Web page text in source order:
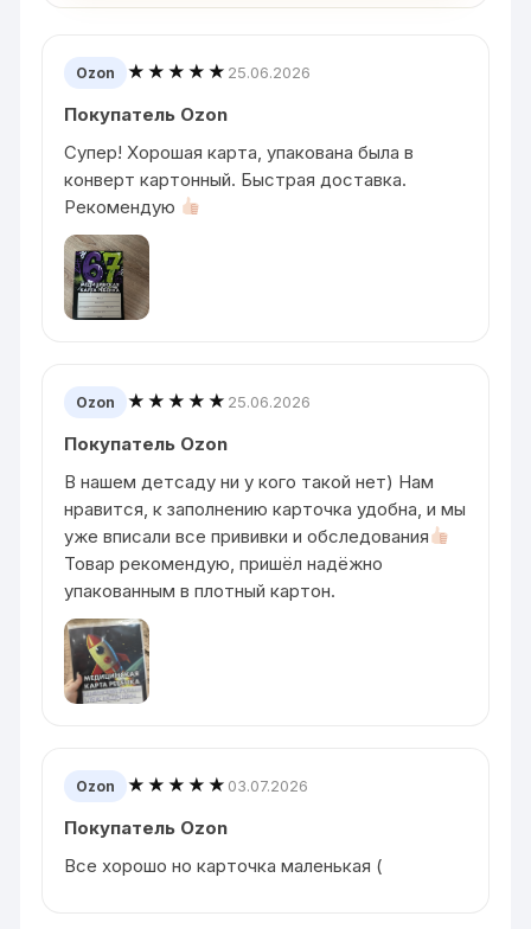
Ozon ★★★★★ 25.06.2026
Покупатель Ozon
Супер! Хорошая карта, упакована была в
конверт картонный. Быстрая доставка.
Рекомендую
Ozon ★★★★★ 25.06.2026
Покупатель Ozon
В нашем детсаду ни у кого такой нет) Нам
нравится, к заполнению карточка удобна, и мы
уже вписали все прививки и обследования
Товар рекомендую, пришëл надëжно
упакованным в плотный картон.
Ozon ★★★★★ 03.07.2026
Покупатель Ozon
Все хорошо но карточка маленькая (